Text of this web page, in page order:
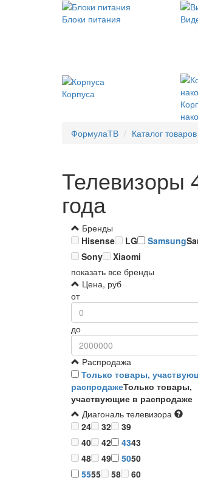
Блоки питания
Корпуса
ФормулаТВ Каталог товаров
Телевизоры
года
Бренды
Hisense
LG Samsung
Sony
Xiaomi
показать все бренды
Цена, руб
от
до
Распродажа
Только товары,
распродажеТолько товары,
участвующие в распродаже
Диагональ телевизора
24
32
39
40
42 4343
48
49 5050
5555 58
60